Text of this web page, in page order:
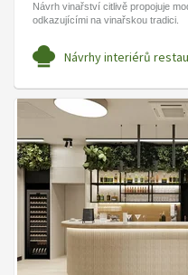
Návrh vinařství citlivě propojuje
odkazujícími na vinařskou tradici.
Návrhy interiérů